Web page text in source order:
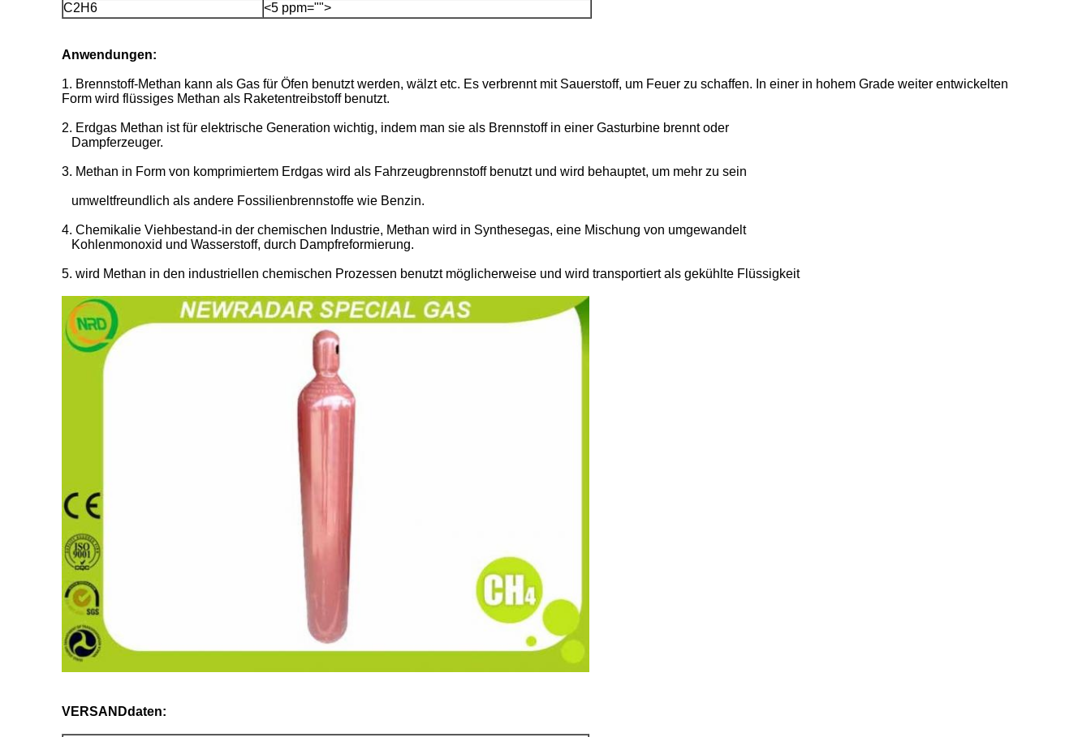
C2H6
<5 ppm="">
Anwendungen:
1. Brennstoff-Methan kann als Gas für Öfen benutzt werden, wälzt etc. Es verbrennt mit Sauerstoff, um Feuer zu schaffen. In einer in hohem Grade weiter entwickelten
Form wird flüssiges Methan als Raketentreibstoff benutzt.
2. Erdgas Methan ist für elektrische Generation wichtig, indem man sie als Brennstoff in einer Gasturbine brennt oder
Dampferzeuger.
3. Methan in Form von komprimiertem Erdgas wird als Fahrzeugbrennstoff benutzt und wird behauptet, um mehr zu sein
umweltfreundlich als andere Fossilienbrennstoffe wie Benzin.
4. Chemikalie Viehbestand-in der chemischen Industrie, Methan wird in Synthesegas, eine Mischung von umgewandelt
Kohlenmonoxid und Wasserstoff, durch Dampfreformierung.
5. wird Methan in den industriellen chemischen Prozessen benutzt möglicherweise und wird transportiert als gekühlte Flüssigkeit
VERSANDdaten: